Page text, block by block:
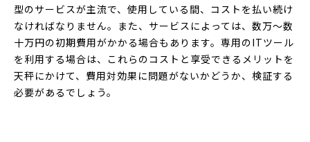
型のサービスが主流で、使用している間、コストを払い続け
なければなりません。また、サービスによっては、数万〜数
十万円の初期費用がかかる場合もあります。専用のITツール
を利用する場合は、これらのコストと享受できるメリットを
天秤にかけて、費用対効果に問題がないかどうか、検証する
必要があるでしょう。